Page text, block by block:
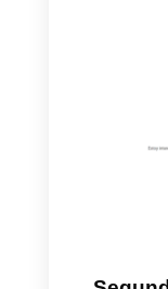
los